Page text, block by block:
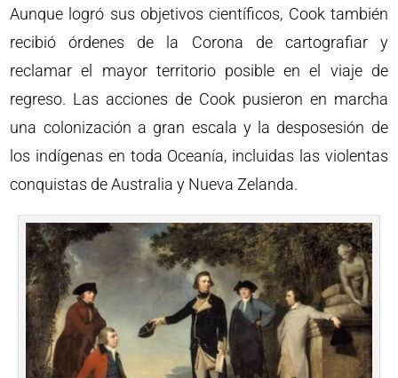
Aunque logró sus objetivos científicos, Cook también
recibió órdenes de la Corona de cartografiar y
reclamar el mayor territorio posible en el viaje de
regreso. Las acciones de Cook pusieron en marcha
una colonización a gran escala y la desposesión de
los indígenas en toda Oceanía, incluidas las violentas
conquistas de Australia y Nueva Zelanda.